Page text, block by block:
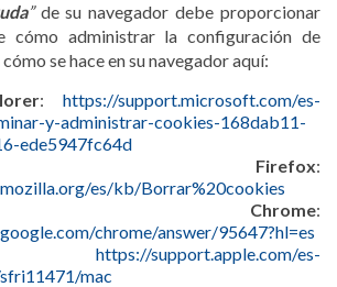
”de su navegador debe proporcionar
cómo administrar la configuración de
se hace en su navegador aquí:
: https://support.microsoft.com/es-
y-administrar-cookies-168dab11-
ede5947fc64d
Firefox:
es/kb/Borrar%20cookies
Chrome:
chrome/answer/95647?hl=es
https://support.apple.com/es-
mac